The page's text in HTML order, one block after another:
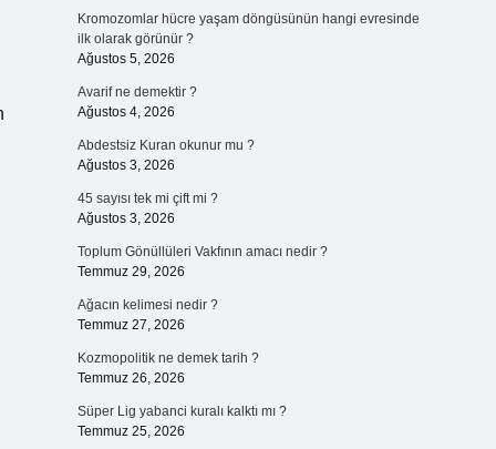
Kromozomlar hücre yaşam döngüsünün hangi evresinde
ilk olarak görünür ?
Ağustos 5, 2026
Avarif ne demektir ?
Ağustos 4, 2026
Abdestsiz Kuran okunur mu ?
Ağustos 3, 2026
45 sayısı tek mi çift mi ?
Ağustos 3, 2026
Toplum Gönüllüleri Vakfının amacı nedir ?
Temmuz 29, 2026
Ağacın kelimesi nedir ?
Temmuz 27, 2026
Kozmopolitik ne demek tarih ?
Temmuz 26, 2026
Süper Lig yabanci kuralı kalktı mı ?
Temmuz 25, 2026